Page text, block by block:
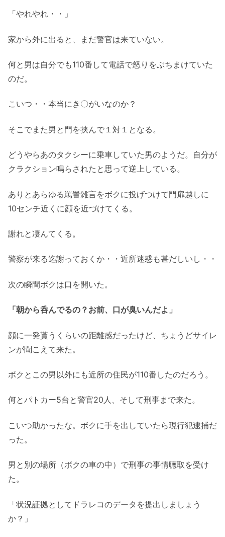
「やれやれ・・」
家から外に出ると、まだ警官は来ていない。
何と男は自分でも110番して電話で怒りをぶちまけていた
のだ。
こいつ・・本当にき〇がいなのか？
そこでまた男と門を挟んで１対１となる。
どうやらあのタクシーに乗車していた男のようだ。自分が
クラクション鳴らされたと思って逆上している。
ありとあらゆる罵詈雑言をボクに投げつけて門扉越しに
10センチ近くに顔を近づけてくる。
謝れと凄んてくる。
警察が来る迄謝っておくか・・近所迷惑も甚だしいし・・
次の瞬間ボクは口を開いた。
「朝から呑んでるの？お前、口が臭いんだよ」
顔に一発貰うくらいの距離感だったけど、ちょうどサイレ
ンが聞こえて来た。
ボクとこの男以外にも近所の住民が110番したのだろう。
何とパトカー5台と警官20人、そして刑事まで来た。
こいつ助かったな。ボクに手を出していたら現行犯逮捕だ
った。
男と別の場所（ボクの車の中）で刑事の事情聴取を受け
た。
「状況証拠としてドラレコのデータを提出しましょう
か？」